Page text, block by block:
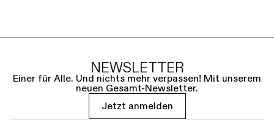
NEWSLETTER
Einer für Alle. Und nichts mehr verpassen! Mit unserem
neuen Gesamt-Newsletter.
Jetzt anmelden